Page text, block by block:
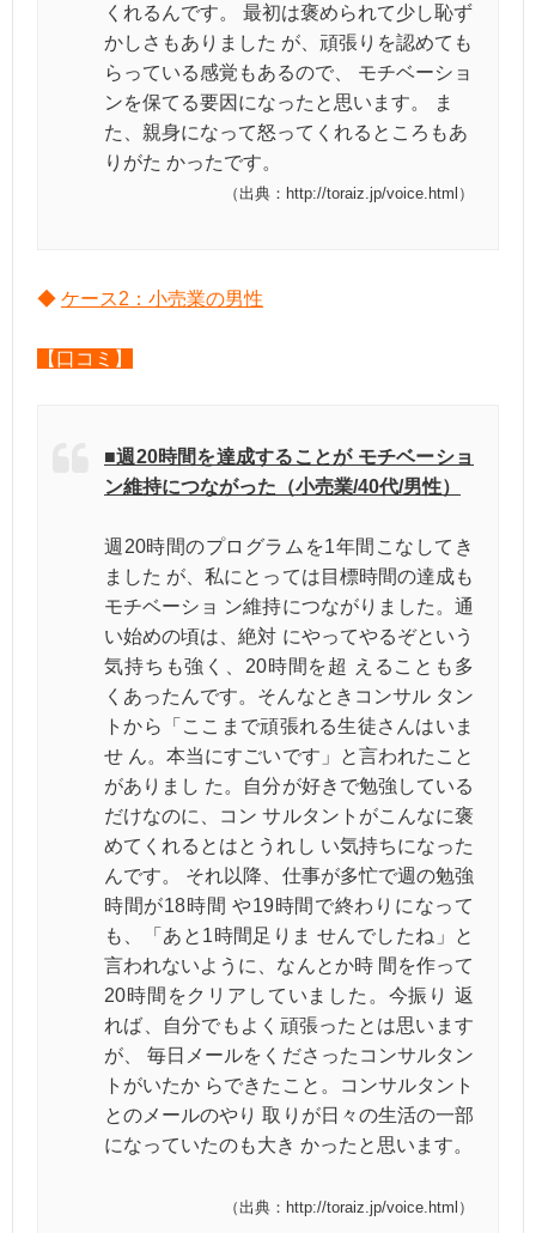
くれるんです。 最初は褒められて少し恥ず
かしさもありました が、頑張りを認めても
らっている感覚もあるので、 モチベーショ
ンを保てる要因になったと思います。 ま
た、親身になって怒ってくれるところもあ
りがた かったです。
（出典：http://toraiz.jp/voice.html）
◆ ケース2：小売業の男性
【口コミ】
■週20時間を達成することが モチベーショ
ン維持につながった（小売業/40代/男性）
週20時間のプログラムを1年間こなしてき
ました が、私にとっては目標時間の達成も
モチベーショ ン維持につながりました。通
い始めの頃は、絶対 にやってやるぞという
気持ちも強く、20時間を超 えることも多
くあったんです。そんなときコンサル タン
トから「ここまで頑張れる生徒さんはいま
せ ん。本当にすごいです」と言われたこと
がありまし た。自分が好きで勉強している
だけなのに、コン サルタントがこんなに褒
めてくれるとはとうれし い気持ちになった
んです。 それ以降、仕事が多忙で週の勉強
時間が18時間 や19時間で終わりになって
も、「あと1時間足りま せんでしたね」と
言われないように、なんとか時 間を作って
20時間をクリアしていました。今振り 返
れば、自分でもよく頑張ったとは思います
が、 毎日メールをくださったコンサルタン
トがいたか らできたこと。コンサルタント
とのメールのやり 取りが日々の生活の一部
になっていたのも大き かったと思います。
（出典：http://toraiz.jp/voice.html）